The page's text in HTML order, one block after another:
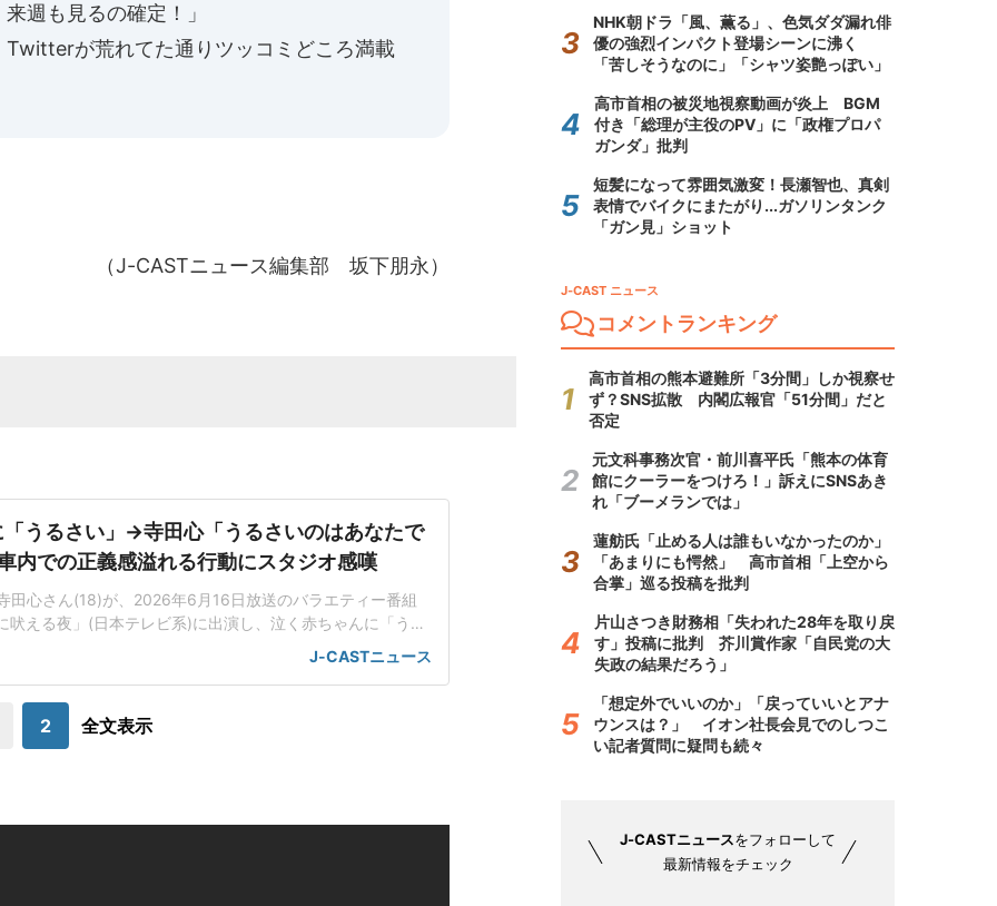
週も見るの確定！」
が荒れてた通りツッコミどころ満載
（J-CASTニュース編集部 坂下朋永）
うるさい」→寺田心「うるさいのはあなたで
内での正義感溢れる行動にスタジオ感嘆
田心さん(18)が、2026年6月16日放送のバラエティー番組
吠える夜」(日本テレビ系)に出演し、泣く赤ちゃんに「うる
、直接注意したというエピソードを明かした。「赤ちゃん
で」この日の番組のテーマは、「アクティブバイスタンダ
た時、何らかの方法で介
J-CASTニュース
2 全文表示
NHK朝ドラ「風、薫る」、色気ダダ漏れ俳
優の強烈インパクト登場シーンに沸く
「苦しそうなのに」「シャツ姿艶っぽい」
高市首相の被災地視察動画が炎上 BGM
付き「総理が主役のPV」に「政権プロパ
ガンダ」批判
短髪になって雰囲気激変！長瀬智也、真剣
表情でバイクにまたがり...ガソリンタンク
「ガン見」ショット
J-CAST ニュース
コメントランキング
高市首相の熊本避難所「3分間」しか視察せ
ず？SNS拡散 内閣広報官「51分間」だと
否定
元文科事務次官・前川喜平氏「熊本の体育
館にクーラーをつけろ！」訴えにSNSあき
れ「ブーメランでは」
蓮舫氏「止める人は誰もいなかったのか」
「あまりにも愕然」 高市首相「上空から
合掌」巡る投稿を批判
片山さつき財務相「失われた28年を取り戻
す」投稿に批判 芥川賞作家「自民党の大
失政の結果だろう」
「想定外でいいのか」「戻っていいとアナ
ウンスは？」 イオン社長会見でのしつこ
い記者質問に疑問も続々
J-CASTニュースをフォローして
最新情報をチェック